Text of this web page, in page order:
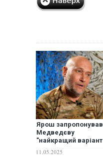
Ярош запропонував
Медведєву
"найкращий варіант
11.05.2025